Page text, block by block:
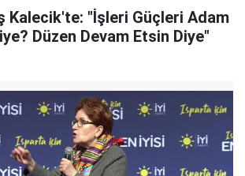
Kalecik'te: "İşleri Güçleri Adam
Düzen Devam Etsin Diye"